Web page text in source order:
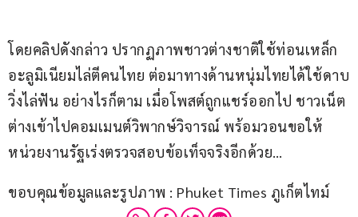
โดยคลิปดังกล่าว ปรากฏภาพชาวต่างชาติใช้ท่อนเหล็ก
อะลูมิเนียมไล่ตีคนไทย ต่อมาทางด้านหนุ่มไทยได้ใช้ดาบ
วิ่งไล่ฟัน อย่างไรก็ตาม เมื่อโพสต์ถูกแชร์ออกไป ชาวเน็ต
ต่างเข้าไปคอมเมนต์วิพากษ์วิจารณ์ พร้อมวอนขอให้
หน่วยงานรัฐเร่งตรวจสอบข้อเท็จจริงอีกด้วย…
ขอบคุณข้อมูลและรูปภาพ : Phuket Times ภูเก็ตไทม์